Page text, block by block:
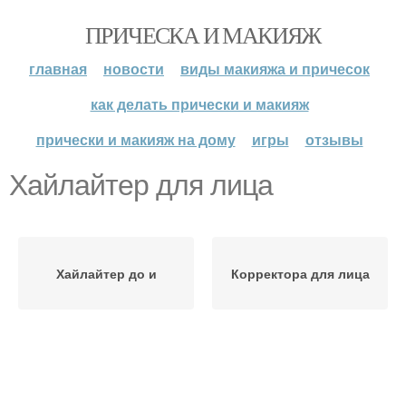
ПРИЧЕСКА И МАКИЯЖ
главная новости
виды макияжа и причесок
как делать прически и макияж
прически и макияж на дому
игры отзывы
Хайлайтер для лица
Хайлайтер до и Корректора для лица